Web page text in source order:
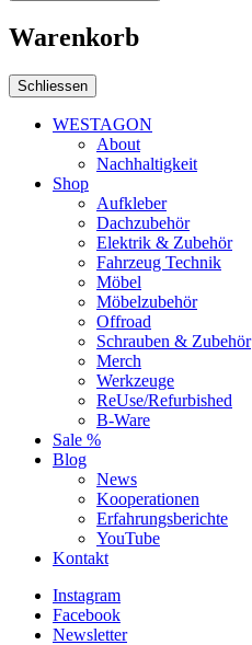
Warenkorb
Schliessen
WESTAGON
About
Nachhaltigkeit
Shop
Aufkleber
Dachzubehör
Elektrik & Zubehör
Fahrzeug Technik
Möbel
Möbelzubehör
Offroad
Schrauben & Zubehör
Merch
Werkzeuge
ReUse/Refurbished
B-Ware
Sale %
Blog
News
Kooperationen
Erfahrungsberichte
YouTube
Kontakt
Instagram
Facebook
Newsletter